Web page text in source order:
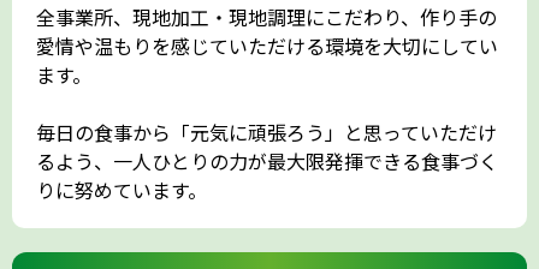
全事業所、現地加工・現地調理にこだわり、作り手の
愛情や温もりを感じていただける環境を大切にしてい
ます。
毎日の食事から「元気に頑張ろう」と思っていただけ
るよう、一人ひとりの力が最大限発揮できる食事づく
りに努めています。